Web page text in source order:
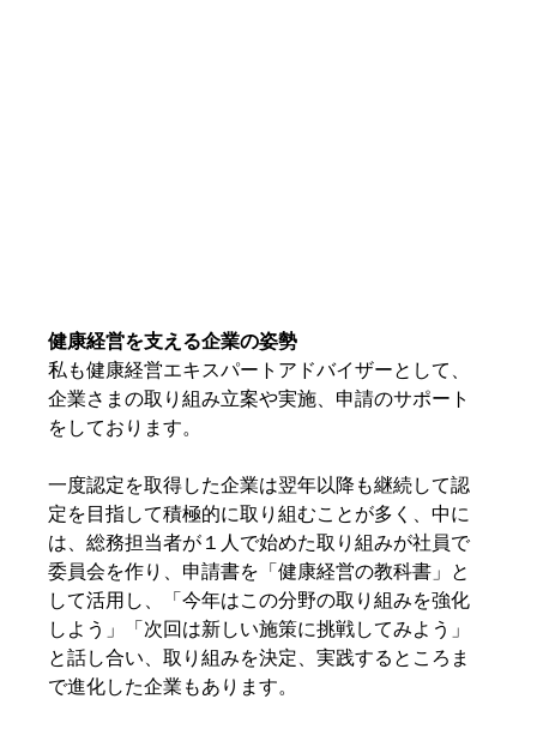
健康経営を支える企業の姿勢
私も健康経営エキスパートアドバイザーとして、
企業さまの取り組み立案や実施、申請のサポート
をしております。
一度認定を取得した企業は翌年以降も継続して認
定を目指して積極的に取り組むことが多く、中に
は、総務担当者が１人で始めた取り組みが社員で
委員会を作り、申請書を「健康経営の教科書」と
して活用し、「今年はこの分野の取り組みを強化
しよう」「次回は新しい施策に挑戦してみよう」
と話し合い、取り組みを決定、実践するところま
で進化した企業もあります。